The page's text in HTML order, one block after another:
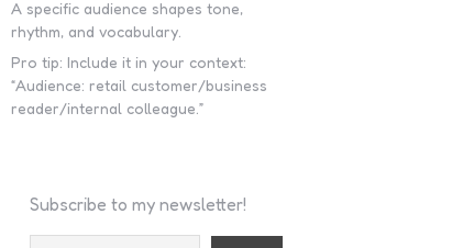
A specific audience shapes tone,
rhythm, and vocabulary.
Pro tip: Include it in your context:
“Audience: retail customer/business
reader/internal colleague.”
Subscribe to my newsletter!